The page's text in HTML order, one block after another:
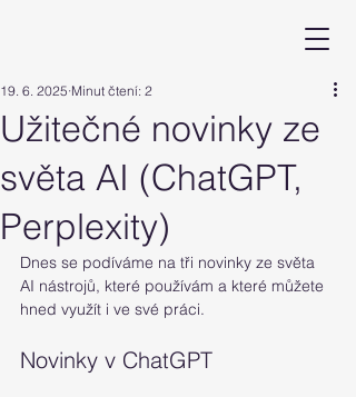
Užitečné novinky ze
světa AI (ChatGPT,
Perplexity)
19. 6. 2025 Minut čtení: 2
Dnes se podíváme na tři novinky ze světa
AI nástrojů, které používám a které můžete
hned využít i ve své práci.
Novinky v ChatGPT